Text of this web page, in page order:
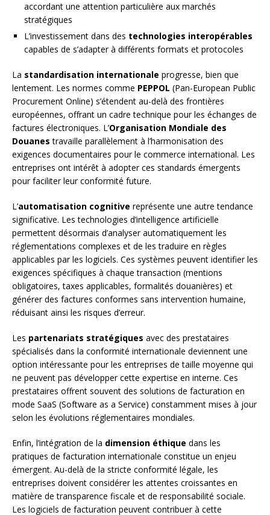
accordant une attention particulière aux marchés
stratégiques
L’investissement dans des technologies interopérables
capables de s’adapter à différents formats et protocoles
La standardisation internationale progresse, bien que
lentement. Les normes comme PEPPOL (Pan-European Public
Procurement Online) s’étendent au-delà des frontières
européennes, offrant un cadre technique pour les échanges de
factures électroniques. L’Organisation Mondiale des
Douanes travaille parallèlement à l’harmonisation des
exigences documentaires pour le commerce international. Les
entreprises ont intérêt à adopter ces standards émergents
pour faciliter leur conformité future.
L’automatisation cognitive représente une autre tendance
significative. Les technologies d’intelligence artificielle
permettent désormais d’analyser automatiquement les
réglementations complexes et de les traduire en règles
applicables par les logiciels. Ces systèmes peuvent identifier les
exigences spécifiques à chaque transaction (mentions
obligatoires, taxes applicables, formalités douanières) et
générer des factures conformes sans intervention humaine,
réduisant ainsi les risques d’erreur.
Les partenariats stratégiques avec des prestataires
spécialisés dans la conformité internationale deviennent une
option intéressante pour les entreprises de taille moyenne qui
ne peuvent pas développer cette expertise en interne. Ces
prestataires offrent souvent des solutions de facturation en
mode SaaS (Software as a Service) constamment mises à jour
selon les évolutions réglementaires mondiales.
Enfin, l’intégration de la dimension éthique dans les
pratiques de facturation internationale constitue un enjeu
émergent. Au-delà de la stricte conformité légale, les
entreprises doivent considérer les attentes croissantes en
matière de transparence fiscale et de responsabilité sociale.
Les logiciels de facturation peuvent contribuer à cette